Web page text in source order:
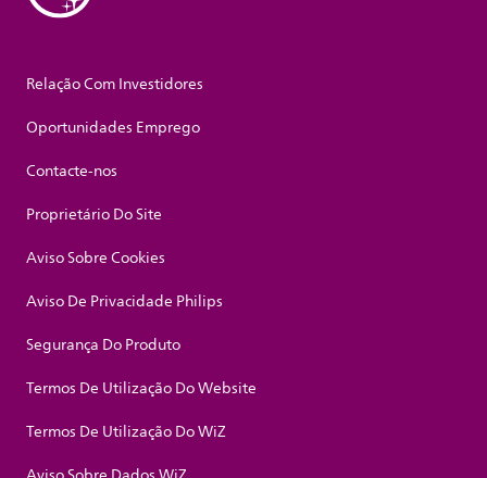
Relação Com Investidores
Oportunidades Emprego
Contacte-nos
Proprietário Do Site
Aviso Sobre Cookies
Aviso De Privacidade Philips
Segurança Do Produto
Termos De Utilização Do Website
Termos De Utilização Do WiZ